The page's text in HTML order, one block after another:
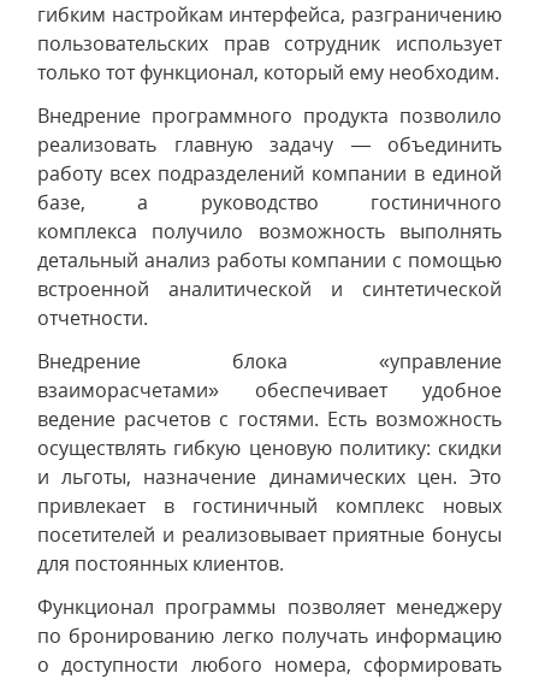
гибким настройкам интерфейса, разграничению
пользовательских прав сотрудник использует
только тот функционал, который ему необходим.
Внедрение программного продукта позволило
реализовать главную задачу — объединить
работу всех подразделений компании в единой
базе, а руководство гостиничного
комплекса получило возможность выполнять
детальный анализ работы компании с помощью
встроенной аналитической и синтетической
отчетности.
Внедрение блока «управление
взаиморасчетами» обеспечивает удобное
ведение расчетов с гостями. Есть возможность
осуществлять гибкую ценовую политику: скидки
и льготы, назначение динамических цен. Это
привлекает в гостиничный комплекс новых
посетителей и реализовывает приятные бонусы
для постоянных клиентов.
Функционал программы позволяет менеджеру
по бронированию легко получать информацию
о доступности любого номера, сформировать